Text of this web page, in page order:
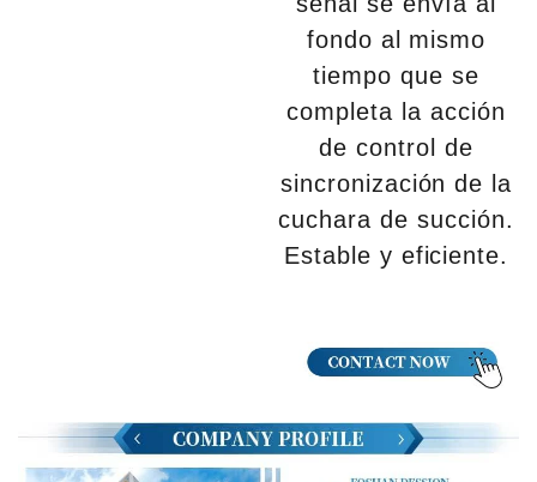
fondo al mismo
tiempo que se
completa la acción
de control de
sincronización de la
cuchara de succión.
Estable y eficiente.